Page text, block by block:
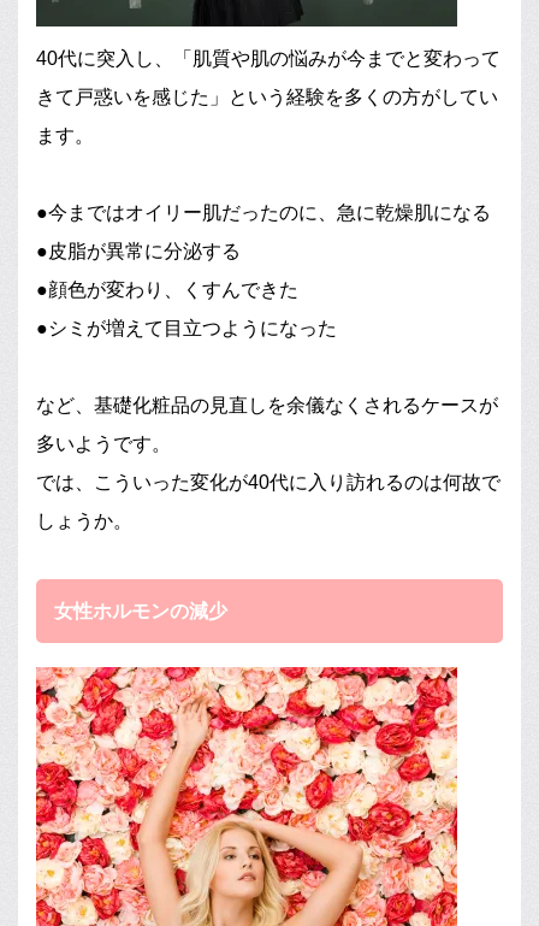
40代に突入し、「肌質や肌の悩みが今までと変わって
きて戸惑いを感じた」という経験を多くの方がしてい
ます。
●今まではオイリー肌だったのに、急に乾燥肌になる
●皮脂が異常に分泌する
●顔色が変わり、くすんできた
●シミが増えて目立つようになった
など、基礎化粧品の見直しを余儀なくされるケースが
多いようです。
では、こういった変化が40代に入り訪れるのは何故で
しょうか。
女性ホルモンの減少